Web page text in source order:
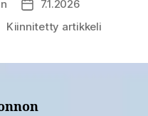
Julkaisupäivämäärä
7.1.2026
Kiinnitetty artikkeli